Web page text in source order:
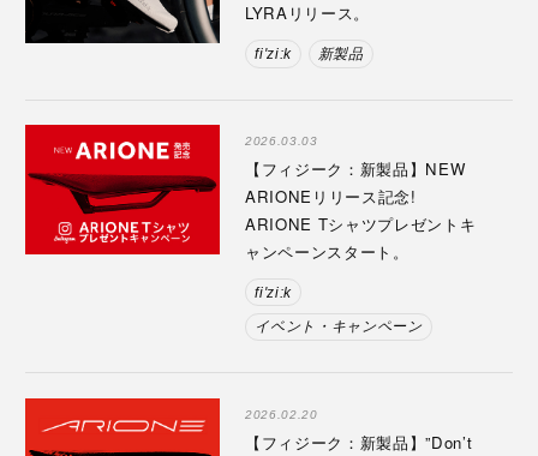
LYRAリリース。
fi'zi:k 新製品
2026.03.03
【フィジーク：新製品】NEW
ARIONEリリース記念!
ARIONE Tシャツプレゼントキ
ャンペーンスタート。
fi'zi:k
イベント・キャンペーン
2026.02.20
【フィジーク：新製品】”Don’t